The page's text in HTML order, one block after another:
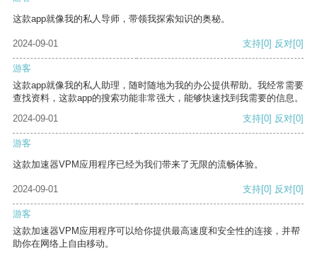
这款app就像我的私人导师，带领我探索知识的奥秘。
2024-09-01 支持[0] 反对[0]
游客
这款app就像我的私人助理，随时随地为我的办公提供帮助。我经常需要
查找资料，这款app的搜索功能非常强大，能够快速找到我需要的信息。
2024-09-01
支持[0] 反对[0]
游客
这款加速器VPM应用程序已经为我们带来了无限的流畅体验。
2024-09-01 支持[0] 反对[0]
游客
这款加速器VPM应用程序可以给你提供最高速度和安全性的连接，并帮
助你在网络上自由移动。